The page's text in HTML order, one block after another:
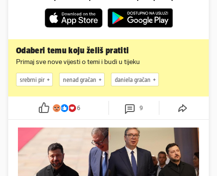
Odaberi temu koju želiš pratiti
Primaj sve nove vijesti o temi i budi u tijeku
srebrni pir nenad gračan daniela gračan
6 9